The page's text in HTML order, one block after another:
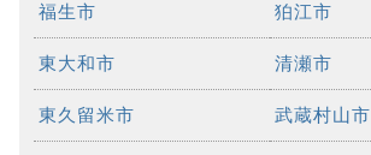
福生市 狛江市
東大和市 清瀬市
東久留米市 武蔵村山市